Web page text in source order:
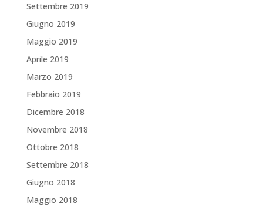
Settembre 2019
Giugno 2019
Maggio 2019
Aprile 2019
Marzo 2019
Febbraio 2019
Dicembre 2018
Novembre 2018
Ottobre 2018
Settembre 2018
Giugno 2018
Maggio 2018